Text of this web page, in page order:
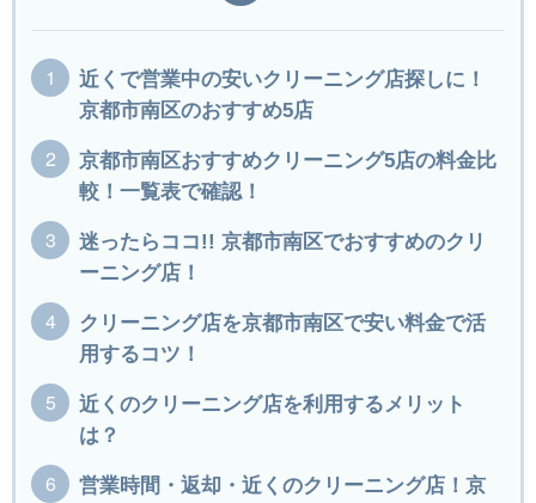
近くで営業中の安いクリーニング店探しに！
京都市南区のおすすめ5店
京都市南区おすすめクリーニング5店の料金比
較！一覧表で確認！
迷ったらココ!! 京都市南区でおすすめのクリ
ーニング店！
クリーニング店を京都市南区で安い料金で活
用するコツ！
近くのクリーニング店を利用するメリット
は？
営業時間・返却・近くのクリーニング店！京